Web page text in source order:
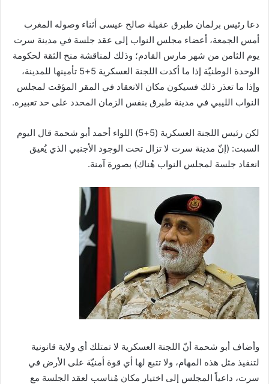
ن
دعا رئيس برلمان طبرق عقيلة صالح عيسى أثناء وصوله المغرب
أمس الجمعة، أعضاء مجلس النواب إلى عقد جلسة في مدينة سرت
يوم الثامن من شهر مارس القادم؛ وذلك لمناقشة منح الثقة لحكومة
الوحدة الوطنيّة إذا ما أكدت اللجنة العسكرية 5+5 تأمينها للمدينة،
وإذا ما تعذر ذلك فسيكون مكان الانعقاد في المقر المؤقت لمجلس
النواب الليبي في مدينة طبرق بنفس الزمان المحدد على حد تعبيره.
لكن رئيس اللجنة العسكرية (5+5) اللواء أحمد أبو شحمة قال اليوم
السبت: (إنّ مدينة سرت لا تزال تحت الوجود الأجنبي الذي يُعيق
انعقاد جلسة لمجلس النواب هُناك) بصورة آمنة.
وأضاف أبو شحمة أنّ اللجنة العسكرية لا تمتلك أي ولاية قانونية
لتنفيذ مثل هذه المهام، ولا تتبع لها أي قوة أمنيّة على الأرض في
سرت، داعياً المجلس إلى اختيار مكان مُناسب لعقد الجلسة مع